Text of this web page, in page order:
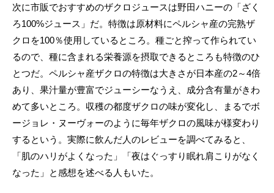
次に市販でおすすめのザクロジュースは野田ハニーの「ざく
ろ100%ジュース」だ。特徴は原材料にペルシャ産の完熟ザ
クロを100％使用しているところ。種ごと搾って作られてい
るので、種に含まれる栄養源を摂取できるところも特徴のひ
とつだ。ペルシャ産ザクロの特徴は大きさが日本産の2～4倍
あり、果汁量が豊富でジューシーなうえ、成分含有量がきわ
めて多いところ。収穫の都度ザクロの味が変化し、まるでボ
ージョレ・ヌーヴォーのように毎年ザクロの風味が様変わり
するという。実際に飲んだ人のレビューを調べてみると、
「肌のハリがよくなった」「夜はぐっすり眠れ肩こりがなく
なった」と感想を述べる人もいた。